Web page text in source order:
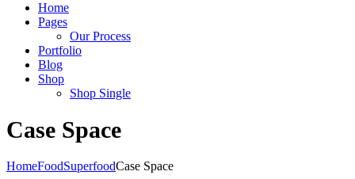
Home
Pages
Our Process
Portfolio
Blog
Shop
Shop Single
Case Space
HomeFoodSuperfoodCase Space